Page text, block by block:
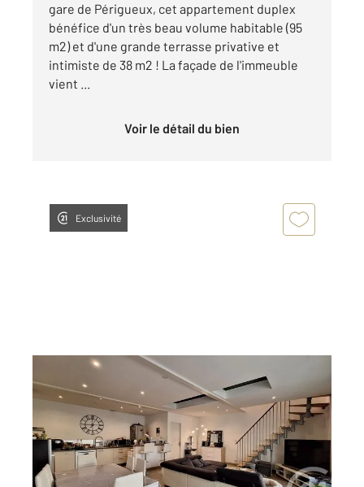
gare de Périgueux, cet appartement duplex
bénéfice d'un très beau volume habitable (95
m2) et d'une grande terrasse privative et
intimiste de 38 m2 ! La façade de l'immeuble
vient ...
Voir le détail du bien
Exclusivité
84,41 m , 4 pièces
Ref : 18873
Appartement F4 à vendre
162 000 €